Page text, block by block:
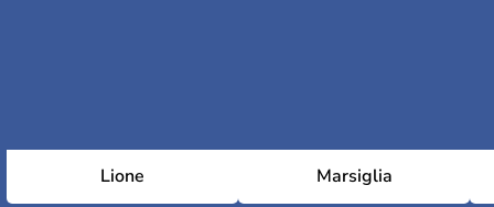
Lione Marsiglia